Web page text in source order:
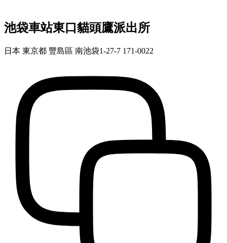
池袋車站東口貓頭鷹派出所
日本 東京都 豐島區 南池袋1-27-7 171-0022